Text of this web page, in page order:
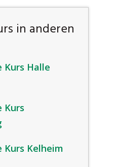
in anderen
Kurs Halle
Kurs
Kurs Kelheim